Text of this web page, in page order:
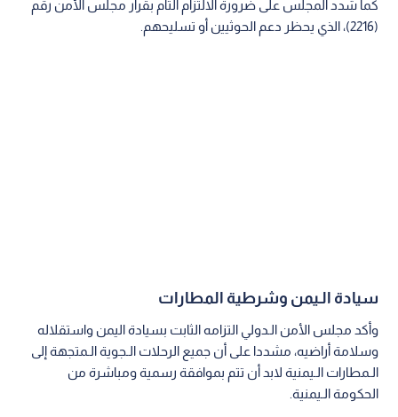
كما شدد المجلس على ضرورة الالتزام التام بقرار مجلس الأمن رقم
(2216)، الذي يحظر دعم الحوثيين أو تسليحهم.
سيادة الـيمن وشرطية المطارات
وأكد مجلس الأمن الـدولي التزامه الثابت بسيادة اليمن واستقلاله
وسلامة أراضيه، مشددا على أن جميع الرحلات الـجوية الـمتجهة إلى
الـمطارات الـيمنية لابد أن تتم بموافقة رسمية ومباشرة من
الحكومة الـيمنية.